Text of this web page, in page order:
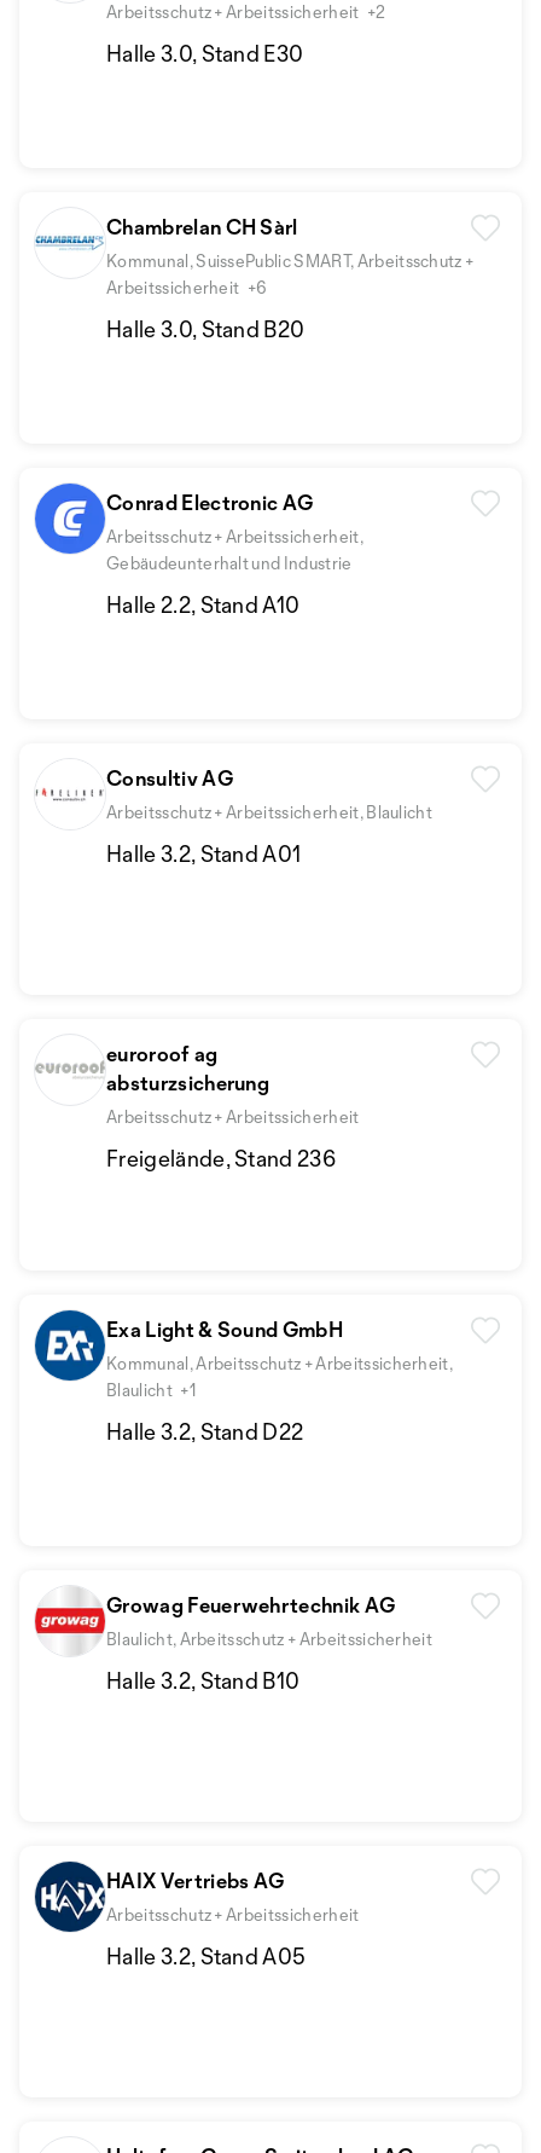
Arbeitsschutz + Arbeitssicherheit +2
Halle 3.0, Stand E30
Chambrelan CH Sàrl
Kommunal, SuissePublic SMART, Arbeitsschutz +
Arbeitssicherheit +6
Halle 3.0, Stand B20
Conrad Electronic AG
Arbeitsschutz + Arbeitssicherheit,
Gebäudeunterhalt und Industrie
Halle 2.2, Stand A10
Consultiv AG
Arbeitsschutz + Arbeitssicherheit, Blaulicht
Halle 3.2, Stand A01
euroroof ag
absturzsicherung
Arbeitsschutz + Arbeitssicherheit
Freigelände, Stand 236
Exa Light & Sound GmbH
Kommunal, Arbeitsschutz + Arbeitssicherheit,
Blaulicht +1
Halle 3.2, Stand D22
Growag Feuerwehrtechnik AG
Blaulicht, Arbeitsschutz + Arbeitssicherheit
Halle 3.2, Stand B10
HAIX Vertriebs AG
Arbeitsschutz + Arbeitssicherheit
Halle 3.2, Stand A05